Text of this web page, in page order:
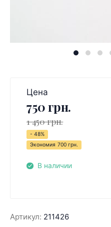
Цена
750 грн.
1 450 грн.
- 48%
Экономия 700 грн.
В наличии
Артикул: 211426